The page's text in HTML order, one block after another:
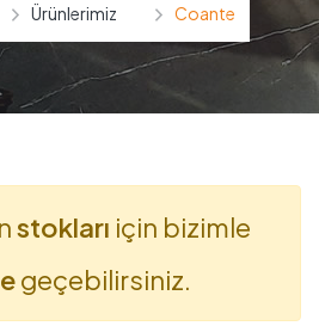
Ürünlerimiz Coante
stokları için bizimle
geçebilirsiniz.